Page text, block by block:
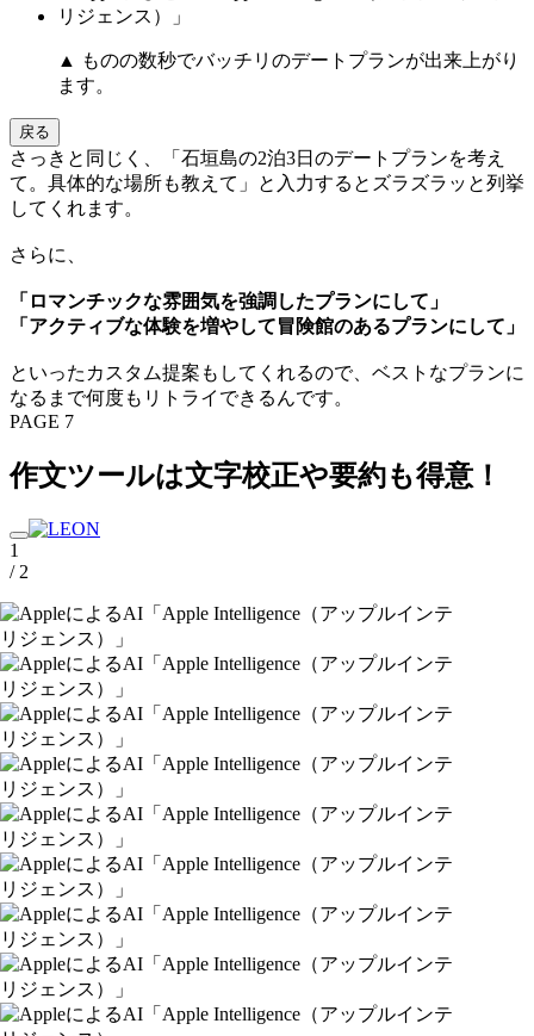
▲ ものの数秒でバッチリのデートプランが出来上がり
ます。
戻る
さっきと同じく、「石垣島の2泊3日のデートプランを考え
て。具体的な場所も教えて」と入力するとズラズラッと列挙
してくれます。
さらに、
「ロマンチックな雰囲気を強調したプランにして」
「アクティブな体験を増やして冒険館のあるプランにして」
といったカスタム提案もしてくれるので、ベストなプランに
なるまで何度もリトライできるんです。
PAGE 7
作文ツールは文字校正や要約も得意！
1
/ 2